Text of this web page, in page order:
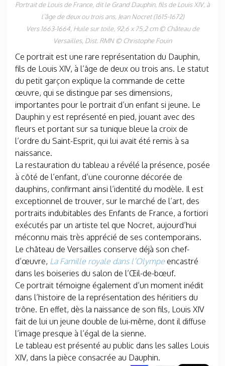
Portrait de Louis de France, dit le Grand Dauphin, fils de Louis XIV, à
l’âge de deux ou trois ans, Jean Nocret (1615-1672)
Vers 1663-1664, Huile sur toile, 92,6 x 75,2 cm © Château de
Versailles, Dist. RMN © Christophe Fouin
Ce portrait est une rare représentation du Dauphin,
fils de Louis XIV, à l’âge de deux ou trois ans. Le statut
du petit garçon explique la commande de cette
œuvre, qui se distingue par ses dimensions,
importantes pour le portrait d’un enfant si jeune. Le
Dauphin y est représenté en pied, jouant avec des
fleurs et portant sur sa tunique bleue la croix de
l’ordre du Saint-Esprit, qui lui avait été remis à sa
naissance.
La restauration du tableau a révélé la présence, posée
à côté de l’enfant, d’une couronne décorée de
dauphins, confirmant ainsi l’identité du modèle. Il est
exceptionnel de trouver, sur le marché de l’art, des
portraits indubitables des Enfants de France, a fortiori
exécutés par un artiste tel que Nocret, aujourd’hui
méconnu mais très apprécié de ses contemporains.
Le château de Versailles conserve déjà son chef-
d’œuvre, La Famille royale dans l’Olympe encastré
dans les boiseries du salon de l’Œil-de-bœuf.
Ce portrait témoigne également d’un moment inédit
dans l’histoire de la représentation des héritiers du
trône. En effet, dès la naissance de son fils, Louis XIV
fait de lui un jeune double de lui-même, dont il diffuse
l’image presque à l’égal de la sienne.
Le tableau est présenté au public dans les salles Louis
XIV, dans la pièce consacrée au Dauphin.